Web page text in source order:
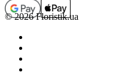
© 2026 Floristik.ua